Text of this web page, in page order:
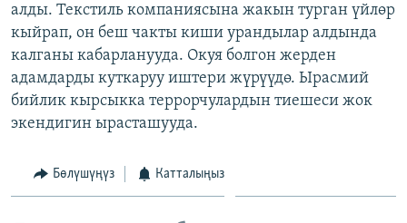
ЭЖЕ-СИҢДИЛЕР
АЗАТТЫК+
ЫҢГАЙСЫЗ СУРООЛОР
ОНЛАЙН ШЕРИНЕ
алды. Текстиль компаниясына жакын турган үйлөр
кыйрап, он беш чакты киши урандылар алдында
калганы кабарланууда. Окуя болгон жерден
адамдарды куткаруу иштери жүрүүдө. Ырасмий
бийлик кырсыкка террорчулардын тиешеси жок
экендигин ырасташууда.
Бөлүшүңүз Катталыңыз